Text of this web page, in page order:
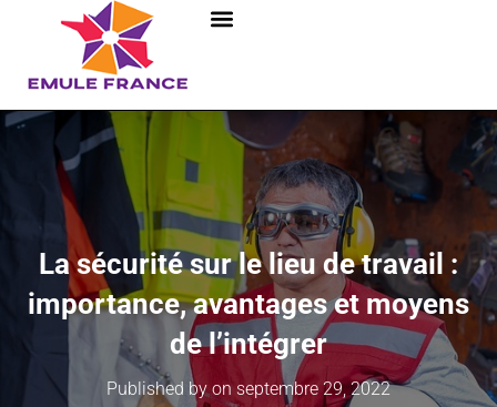
La sécurité sur le lieu de travail :
importance, avantages et moyens
de l’intégrer
Published byon septembre 29, 2022